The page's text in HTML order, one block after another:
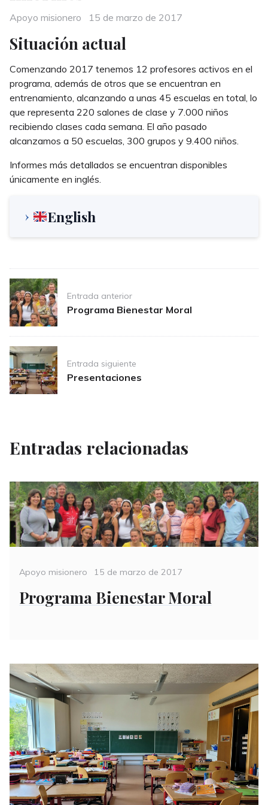
Categories
Apoyo misionero
Posted
15 de marzo de 2017
Situación actual
Comenzando 2017 tenemos 12 profesores activos en el
programa, además de otros que se encuentran en
entrenamiento, alcanzando a unas 45 escuelas en total, lo
que representa 220 salones de clase y 7.000 niños
recibiendo clases cada semana. El año pasado
alcanzamos a 50 escuelas, 300 grupos y 9.400 niños.
Informes más detallados se encuentran disponibles
únicamente en inglés.
English
Post
navigationEntrada anterior
Programa Bienestar Moral
Entrada siguiente
Presentaciones
Entradas relacionadas
Categories
Apoyo misionero
Posted
15 de marzo de 2017
Programa Bienestar Moral